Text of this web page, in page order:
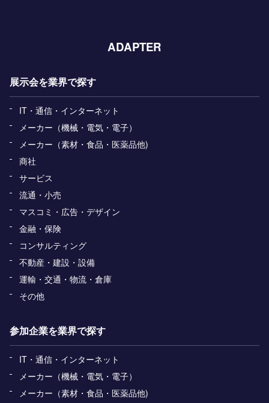
ADAPTER
展示会を業界で探す
IT・通信・インターネット
メーカー（機械・電気・電子）
メーカー（素材・食品・医薬品他)
商社
サービス
流通・小売
マスコミ・広告・デザイン
金融・保険
コンサルティング
不動産・建設・設備
運輸・交通・物流・倉庫
その他
参加企業を業界で探す
IT・通信・インターネット
メーカー（機械・電気・電子）
メーカー（素材・食品・医薬品他)